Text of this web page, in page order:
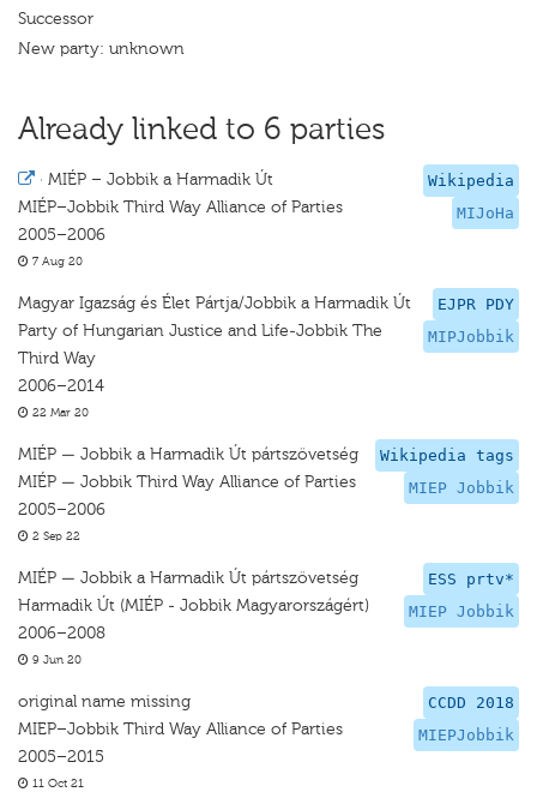
Successor
New party: unknown
Already linked to 6 parties
Wikipedia
MIJoHa
· MIÉP – Jobbik a Harmadik Út
MIÉP–Jobbik Third Way Alliance of Parties
2005–2006
7 Aug 20
EJPR PDY
MIPJobbik
Magyar Igazság és Élet Pártja/Jobbik a Harmadik Út
Party of Hungarian Justice and Life-Jobbik The
Third Way
2006–2014
22 Mar 20
Wikipedia tags
MIEP Jobbik
MIÉP — Jobbik a Harmadik Út pártszövetség
MIÉP — Jobbik Third Way Alliance of Parties
2005–2006
2 Sep 22
ESS prtv*
MIEP Jobbik
MIÉP — Jobbik a Harmadik Út pártszövetség
Harmadik Út (MIÉP - Jobbik Magyarországért)
2006–2008
9 Jun 20
CCDD 2018
MIEPJobbik
original name missing
MIEP–Jobbik Third Way Alliance of Parties
2005–2015
11 Oct 21